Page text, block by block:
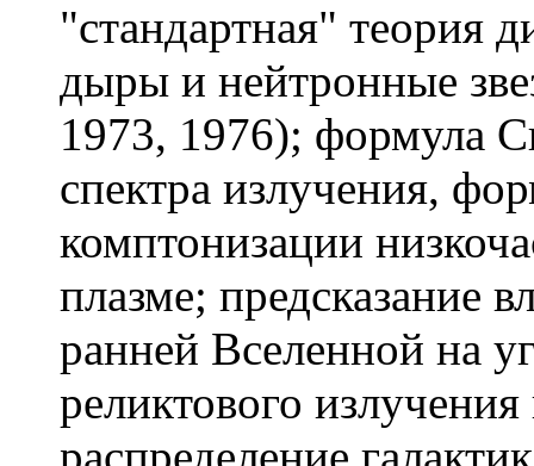
"стандартная" теория
дыры и нейтронные
1973, 1976); формула
спектра излучения,
комптонизации
плазме; предсказание
ранней Вселенной на
реликтового